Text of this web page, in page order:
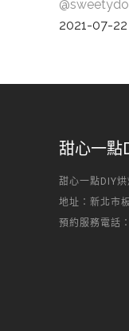
2021-07-22
甜心一點
甜心一點DIY
地址：新北市
預約服務電話